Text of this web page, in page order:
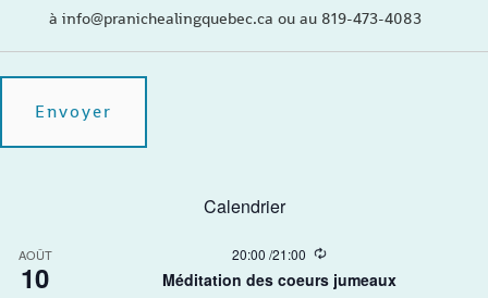
à info@pranichealingquebec.ca ou au 819-473-4083
Calendrier
AOÛT
10
20:00 /21:00
R
c
Méditation des coeurs jumeaux